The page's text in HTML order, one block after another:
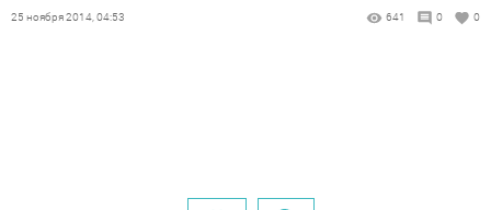
25 ноября 2014, 04:53 641 0 0